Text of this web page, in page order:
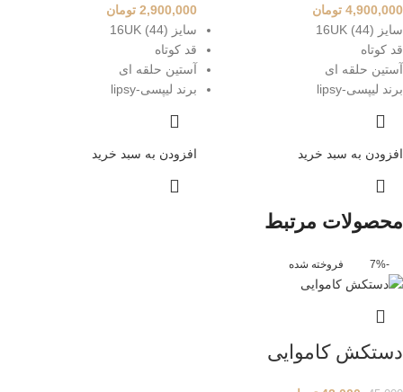
4,900,000 تومان
سایز 16UK (44)
قد کوتاه
آستین حلقه ای
برند لیپسی-lipsy
افزودن به سبد خرید
2,900,000 تومان
سایز 16UK (44)
قد کوتاه
آستین حلقه ای
برند لیپسی-lipsy
افزودن به سبد خرید
محصولات مرتبط
-7% فروخته شده
دستکش کاموایی